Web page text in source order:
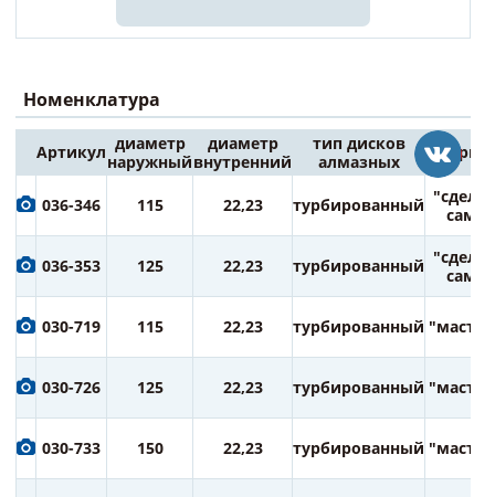
Номенклатура
Артикул диаметр
наружный
диаметр
внутренний
тип дисков
алмазных
серия
036-346 115 22,23 турбированный
сам"
036-353 125 22,23 турбированный
сам"
030-719 115 22,23 турбированный
030-726 125 22,23 турбированный
030-733 150 22,23 турбированный